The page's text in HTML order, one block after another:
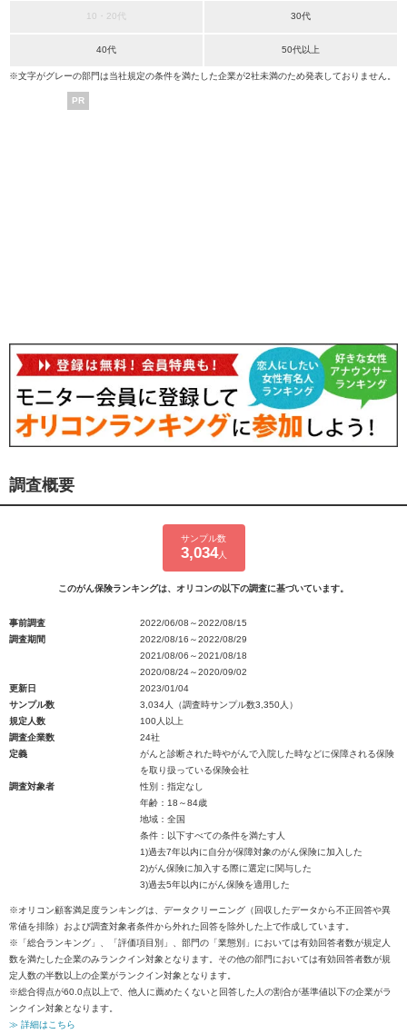
10・20代 30代
40代 50代以上
※文字がグレーの部門は当社規定の条件を満たした企業が2社未満のため発表しておりません。
PR
調査概要
サンプル数
3,034人
このがん保険ランキングは、オリコンの以下の調査に基づいています。
事前調査
2022/06/08～2022/08/15
調査期間
2022/08/16～2022/08/29
2021/08/06～2021/08/18
2020/08/24～2020/09/02
更新日
2023/01/04
サンプル数
3,034人（調査時サンプル数3,350人）
規定人数
100人以上
調査企業数
24社
定義
がんと診断された時やがんで入院した時などに保障される保険
を取り扱っている保険会社
調査対象者
性別：指定なし
年齢：18～84歳
地域：全国
条件：以下すべての条件を満たす人
1)過去7年以内に自分が保障対象のがん保険に加入した
2)がん保険に加入する際に選定に関与した
3)過去5年以内にがん保険を適用した
※オリコン顧客満足度ランキングは、データクリーニング（回収したデータから不正回答や異
常値を排除）および調査対象者条件から外れた回答を除外した上で作成しています。
※「総合ランキング」、「評価項目別」、部門の「業態別」においては有効回答者数が規定人
数を満たした企業のみランクイン対象となります。その他の部門においては有効回答者数が規
定人数の半数以上の企業がランクイン対象となります。
※総合得点が60.0点以上で、他人に薦めたくないと回答した人の割合が基準値以下の企業がラ
ンクイン対象となります。
≫ 詳細はこちら